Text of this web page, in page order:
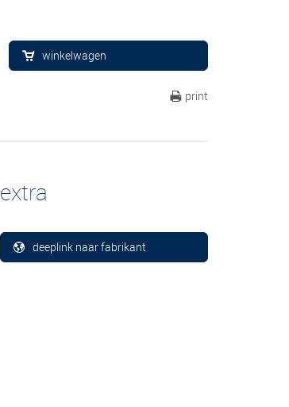
winkelwagen
print
extra
deeplink naar fabrikant